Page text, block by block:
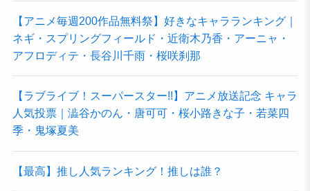
【アニメ毎週200作品無料祭】好きなキャラランキング｜
ネギ・スプリングフィールド・近衛木乃香・アーニャ・
アフロディテ・長谷川千雨・桜咲刹那
【ラブライブ！スーパースター!!】アニメ放送記念 キャラ
人気投票｜澁谷かのん・唐可可・桜小路きな子・若菜四
季・鬼塚夏美
【最高】推し人気ランキング！推しは誰？